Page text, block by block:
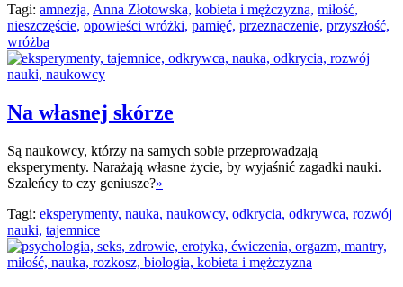
Tagi: amnezja, Anna Złotowska, kobieta i mężczyzna, miłość,
nieszczęście, opowieści wróżki, pamięć, przeznaczenie, przyszłość,
wróżba
Na własnej skórze
Są naukowcy, którzy na samych sobie przeprowadzają
eksperymenty. Narażają własne życie, by wyjaśnić zagadki nauki.
Szaleńcy to czy geniusze?»
Tagi: eksperymenty, nauka, naukowcy, odkrycia, odkrywca, rozwój
nauki, tajemnice